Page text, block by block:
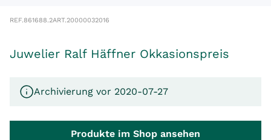
REF.861688.2ART.20000032016
Juwelier Ralf Häffner Okkasionspreis
Archivierung vor 2020-07-27
Produkte im Shop ansehen